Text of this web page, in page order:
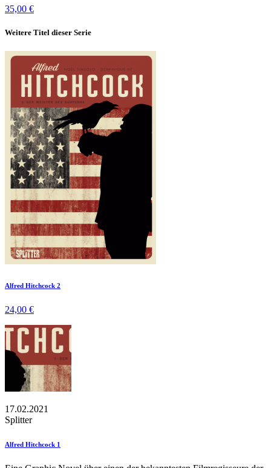
35,00 €
Weitere Titel dieser Serie
Alfred Hitchcock 2
24,00 €
17.02.2021
Splitter
Alfred Hitchcock 1